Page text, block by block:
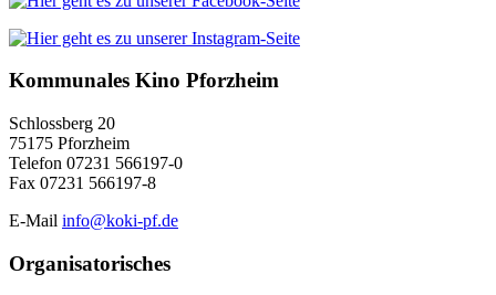
Kommunales Kino Pforzheim
Schlossberg 20
75175 Pforzheim
Telefon 07231 566197-0
Fax 07231 566197-8
E-Mail info@koki-pf.de
Organisatorisches